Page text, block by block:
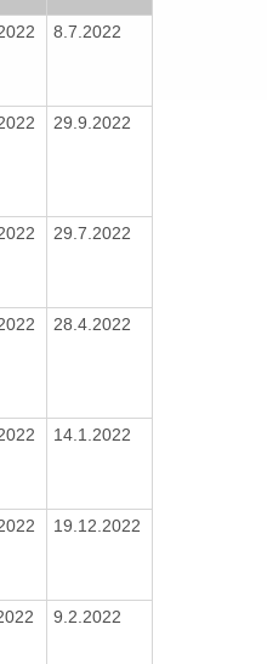
8.7.2022
29.9.2022
29.7.2022
28.4.2022
14.1.2022
19.12.2022
9.2.2022